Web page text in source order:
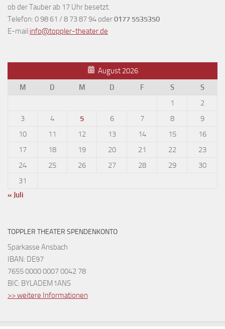
ob der Tauber ab 17 Uhr besetzt.
Telefon: 0 98 61 / 8 73 87 94 oder0177 5535350
E-mail:info@toppler-theater.de
August 2026
M
D M D F S
S
1
2
3
4 5 6 7 8
9
10
11 12 13 14 15
16
17
18 19 20 21 22
23
24
25 26 27 28 29
30
31
« Juli
TOPPLER THEATER SPENDENKONTO
Sparkasse Ansbach
IBAN: DE97
7655 0000 0007 0042 78
BIC: BYLADEM1ANS
>> weitere Informationen